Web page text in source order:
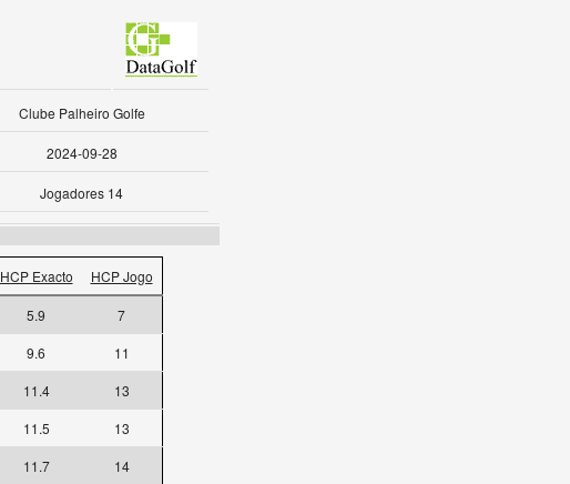
Clube Palheiro Golfe
2024-09-28
Jogadores 14
HCP Exacto HCP Jogo
5.9
7
9.6
11
11.4
13
11.5
13
11.7
14